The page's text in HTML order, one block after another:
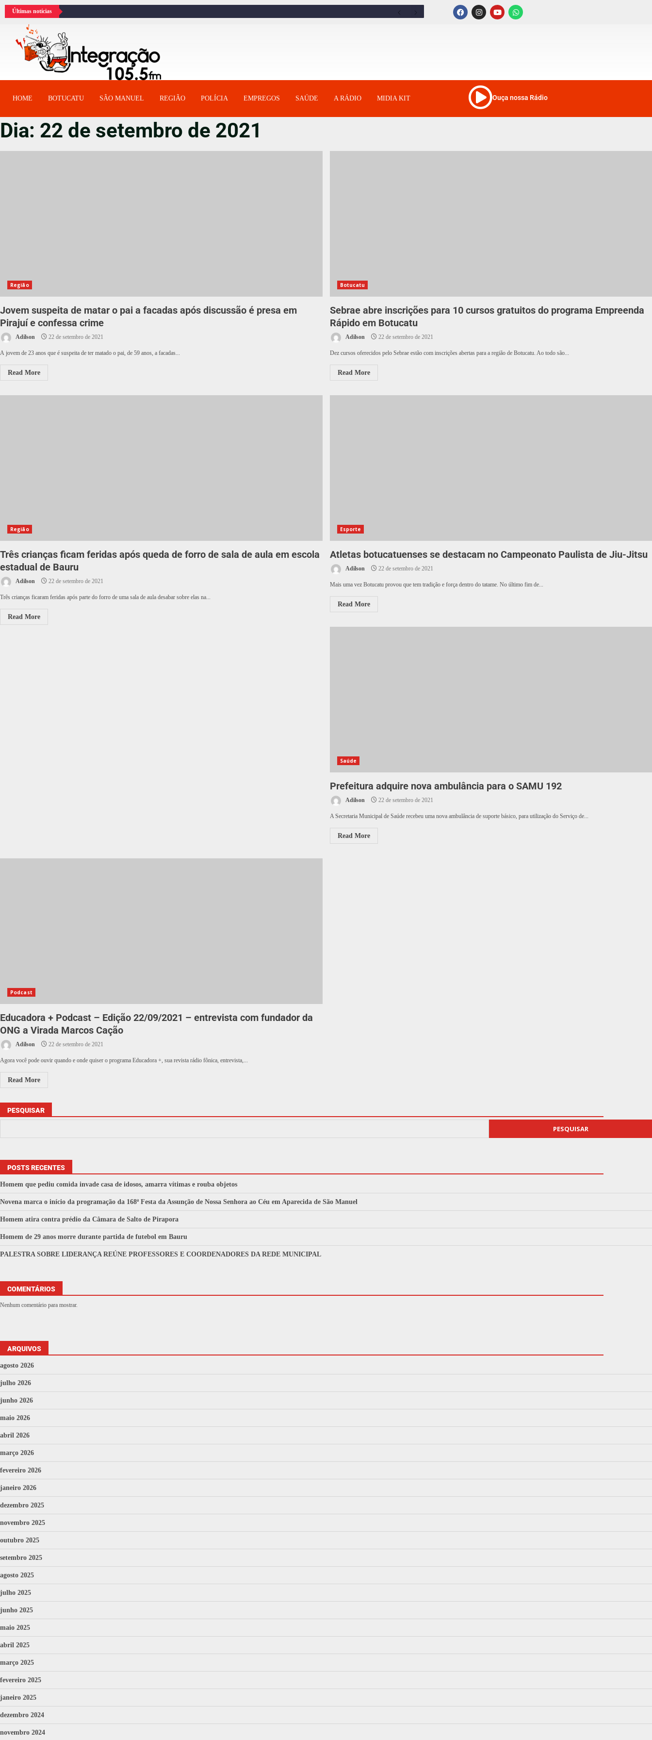
Últimas notícias
HOME BOTUCATU SÂO MANUEL REGIÃO POLÍCIA EMPREGOS SAÚDE A RÁDIO MIDIA KIT Ouça nossa Rádio
Dia: 22 de setembro de 2021
Região
Jovem suspeita de matar o pai a facadas após discussão é presa em
Pirajuí e confessa crime
Adilson 22 de setembro de 2021
A jovem de 23 anos que é suspeita de ter matado o pai, de 59 anos, a facadas...
Read More
Botucatu
Sebrae abre inscrições para 10 cursos gratuitos do programa Empreenda
Rápido em Botucatu
Adilson 22 de setembro de 2021
Dez cursos oferecidos pelo Sebrae estão com inscrições abertas para a região de Botucatu. Ao todo são...
Read More
Região
Três crianças ficam feridas após queda de forro de sala de aula em escola
estadual de Bauru
Adilson 22 de setembro de 2021
Três crianças ficaram feridas após parte do forro de uma sala de aula desabar sobre elas na...
Read More
Esporte
Atletas botucatuenses se destacam no Campeonato Paulista de Jiu-Jitsu
Adilson 22 de setembro de 2021
Mais uma vez Botucatu provou que tem tradição e força dentro do tatame. No último fim de...
Read More
Saúde
Prefeitura adquire nova ambulância para o SAMU 192
Adilson 22 de setembro de 2021
A Secretaria Municipal de Saúde recebeu uma nova ambulância de suporte básico, para utilização do Serviço de...
Read More
Podcast
Educadora + Podcast – Edição 22/09/2021 – entrevista com fundador da
ONG a Virada Marcos Cação
Adilson 22 de setembro de 2021
Agora você pode ouvir quando e onde quiser o programa Educadora +, sua revista rádio fônica, entrevista,...
Read More
PESQUISAR
PESQUISAR
POSTS RECENTES
Homem que pediu comida invade casa de idosos, amarra vítimas e rouba objetos
Novena marca o início da programação da 168ª Festa da Assunção de Nossa Senhora ao Céu em Aparecida de São Manuel
Homem atira contra prédio da Câmara de Salto de Pirapora
Homem de 29 anos morre durante partida de futebol em Bauru
PALESTRA SOBRE LIDERANÇA REÚNE PROFESSORES E COORDENADORES DA REDE MUNICIPAL
COMENTÁRIOS
Nenhum comentário para mostrar.
ARQUIVOS
agosto 2026
julho 2026
junho 2026
maio 2026
abril 2026
março 2026
fevereiro 2026
janeiro 2026
dezembro 2025
novembro 2025
outubro 2025
setembro 2025
agosto 2025
julho 2025
junho 2025
maio 2025
abril 2025
março 2025
fevereiro 2025
janeiro 2025
dezembro 2024
novembro 2024